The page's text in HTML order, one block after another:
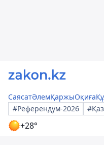
СаясатӘлемҚаржыОқиға
#Референдум-2026
+28°